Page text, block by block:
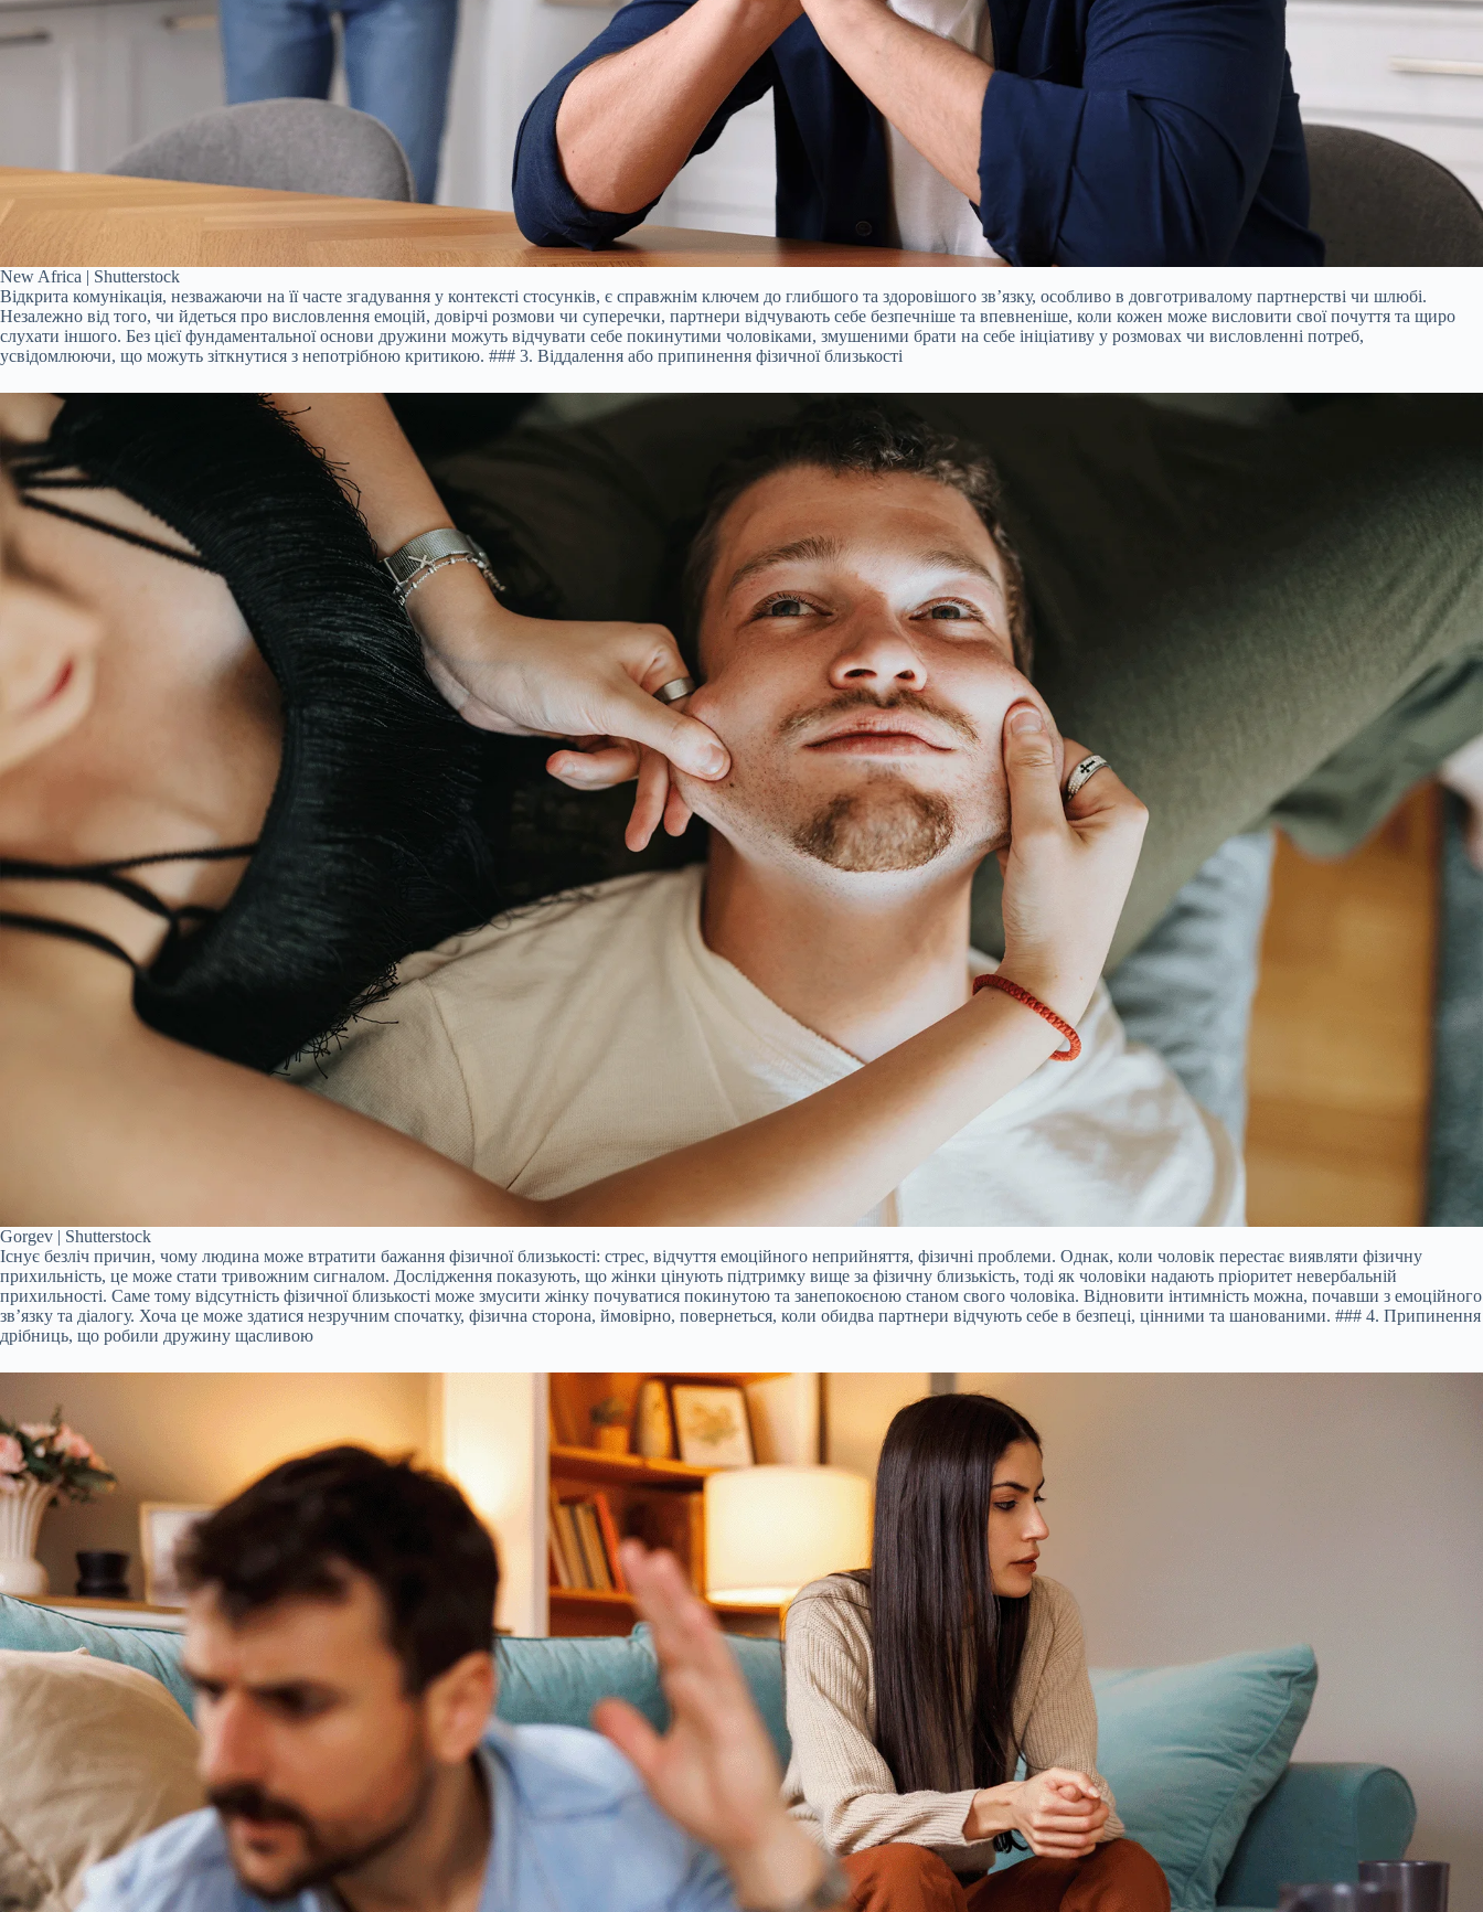
New Africa | Shutterstock
Відкрита комунікація, незважаючи на її часте згадування у контексті стосунків, є справжнім ключем до глибшого та здоровішого зв’язку, особливо в довготривалому партнерстві чи шлюбі.
Незалежно від того, чи йдеться про висловлення емоцій, довірчі розмови чи суперечки, партнери відчувають себе безпечніше та впевненіше, коли кожен може висловити свої почуття та щиро
слухати іншого. Без цієї фундаментальної основи дружини можуть відчувати себе покинутими чоловіками, змушеними брати на себе ініціативу у розмовах чи висловленні потреб,
усвідомлюючи, що можуть зіткнутися з непотрібною критикою. ### 3. Віддалення або припинення фізичної близькості
Gorgev | Shutterstock
Існує безліч причин, чому людина може втратити бажання фізичної близькості: стрес, відчуття емоційного неприйняття, фізичні проблеми. Однак, коли чоловік перестає виявляти фізичну
прихильність, це може стати тривожним сигналом. Дослідження показують, що жінки цінують підтримку вище за фізичну близькість, тоді як чоловіки надають пріоритет невербальній
прихильності. Саме тому відсутність фізичної близькості може змусити жінку почуватися покинутою та занепокоєною станом свого чоловіка. Відновити інтимність можна, почавши з емоційного
зв’язку та діалогу. Хоча це може здатися незручним спочатку, фізична сторона, ймовірно, повернеться, коли обидва партнери відчують себе в безпеці, цінними та шанованими. ### 4. Припинення
дрібниць, що робили дружину щасливою